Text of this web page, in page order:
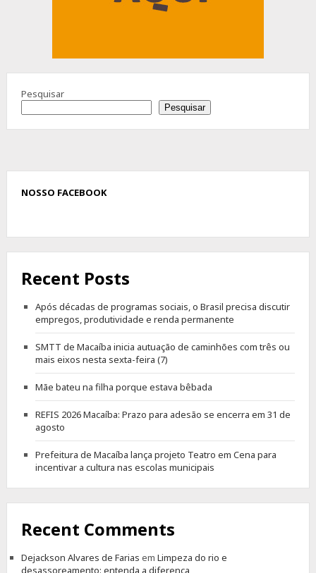
Pesquisar
Pesquisar
NOSSO FACEBOOK
Recent Posts
Após décadas de programas sociais, o Brasil precisa discutir
empregos, produtividade e renda permanente
SMTT de Macaíba inicia autuação de caminhões com três ou
mais eixos nesta sexta-feira (7)
Mãe bateu na filha porque estava bêbada
REFIS 2026 Macaíba: Prazo para adesão se encerra em 31 de
agosto
Prefeitura de Macaíba lança projeto Teatro em Cena para
incentivar a cultura nas escolas municipais
Recent Comments
Dejackson Alvares de Farias em Limpeza do rio e
desassoreamento: entenda a diferença